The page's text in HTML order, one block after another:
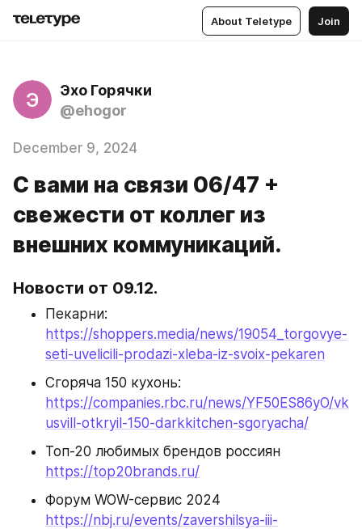
About Teletype Join
Э
Эхо Горячки
@ehogor
December 9, 2024
С вами на связи 06/47 +
свежести от коллег из
внешних коммуникаций.
Новости от 09.12.
https://shoppers.media/news/19054_torgovye-
seti-uvelicili-prodazi-xleba-iz-svoix-pekaren
https://companies.rbc.ru/news/YF50ES86yO/vk
usvill-otkryil-150-darkkitchen-sgoryacha/
https://top20brands.ru/
https://nbj.ru/events/zavershilsya-iii-